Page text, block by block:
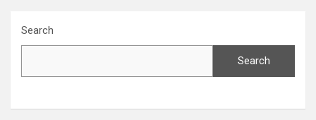
Search
Search